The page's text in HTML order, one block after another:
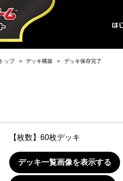
トップ デッキ構築 デッキ保存完了
【枚数】60枚デッキ
デッキ一覧画像を表示する